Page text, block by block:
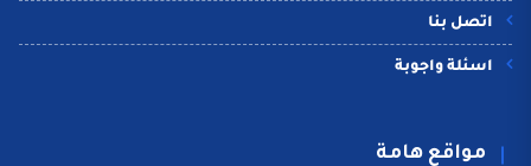
اتصل بنا
اسئلة واجوبة
مواقع هامة